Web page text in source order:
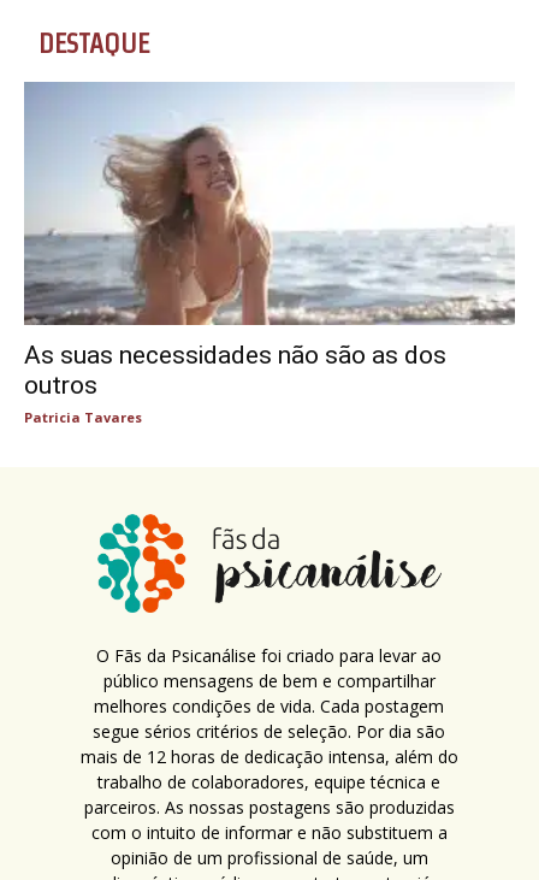
DESTAQUE
As suas necessidades não são as dos
outros
Patricia Tavares
O Fãs da Psicanálise foi criado para levar ao
público mensagens de bem e compartilhar
melhores condições de vida. Cada postagem
segue sérios critérios de seleção. Por dia são
mais de 12 horas de dedicação intensa, além do
trabalho de colaboradores, equipe técnica e
parceiros. As nossas postagens são produzidas
com o intuito de informar e não substituem a
opinião de um profissional de saúde, um